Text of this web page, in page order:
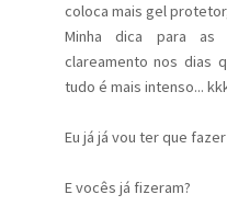
coloca mais gel
Minha dica para
clareamento nos dias
tudo é mais intenso...
Eu já já vou ter que
E vocês já fizeram?